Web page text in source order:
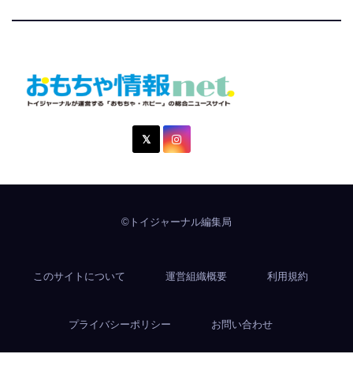
おもちゃ情報net.
トイジャーナルが運営する「おもちゃ・ホビー」の総合ニュ
©トイジャーナル編集局
このサイトについて 運営組織概要 利用規約
プライバシーポリシー お問い合わせ